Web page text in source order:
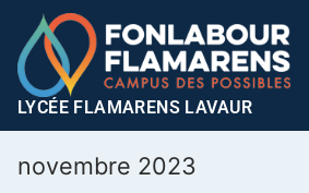
LYCÉE FLAMARENS LAVAUR
novembre 2023